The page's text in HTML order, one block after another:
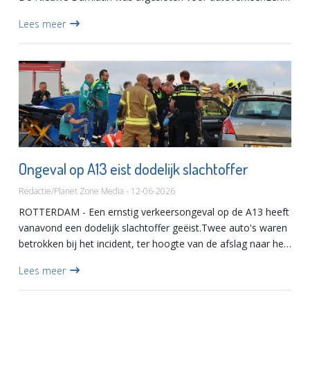
ongemak...
Lees meer
Ongeval op A13 eist dodelijk slachtoffer
Redactie/Planet Zone Media - 12-06-2026
ROTTERDAM - Een ernstig verkeersongeval op de A13 heeft
vanavond een dodelijk slachtoffer geëist.Twee auto's waren
betrokken bij het incident, ter hoogte van de afslag naar het
Lees meer